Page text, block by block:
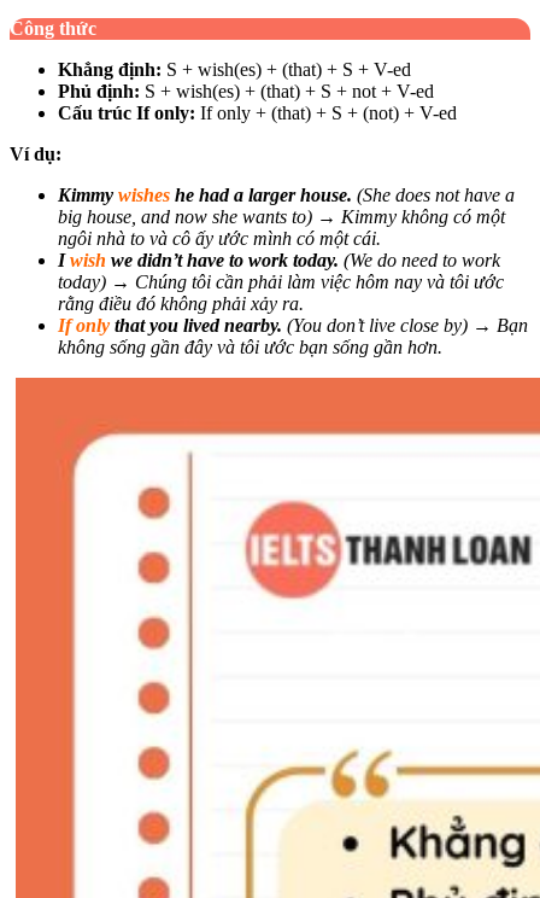
Công thức
Khẳng định: S + wish(es) + (that) + S + V-ed
Phủ định: S + wish(es) + (that) + S + not + V-ed
Cấu trúc If only: If only + (that) + S + (not) + V-ed
Ví dụ:
Kimmy wishes he had a larger house. (She does not have a
big house, and now she wants to) → Kimmy không có một
ngôi nhà to và cô ấy ước mình có một cái.
Iwish we didn’t have to work today. (We do need to work
today) → Chúng tôi cần phải làm việc hôm nay và tôi ước
rằng điều đó không phải xảy ra.
If only that you lived nearby. (You don’t live close by) → Bạn
không sống gần đây và tôi ước bạn sống gần hơn.